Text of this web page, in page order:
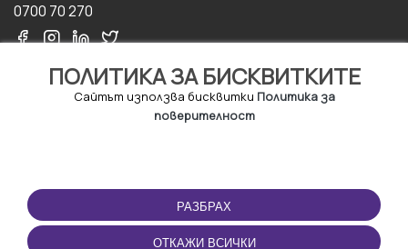
ПОЛИТИКА ЗА БИСКВИТКИТЕ
Сайтът използва бисквитки Политика за
поверителност
РАЗБРАХ
ОТКАЖИ ВСИЧКИ
0700 70 270
ПОЛЗВАНЕ
Правила и условия за
ползване
ПРИЛОЖЕНИЕТО